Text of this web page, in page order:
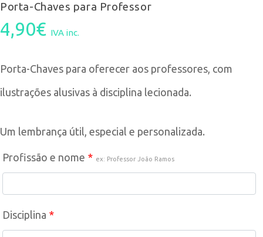
Porta-Chaves para Professor
4,90€ IVA inc.
Porta-Chaves para oferecer aos professores, com
ilustrações alusivas à disciplina lecionada.
Um lembrança útil, especial e personalizada.
Profissão e nome * ex: Professor João Ramos
Disciplina *